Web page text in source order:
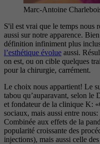
Marc-Antoine
S'il est vrai que le temps nous
aussi sur notre apparence.
définition infiniment plus
l’esthétique évolue aussi.
on est, ou on cible quelques
pour la chirurgie, carrément.
Le choix nous appartient! Le
tabou qu’auparavant, selon
et fondateur de la clinique K:
sociaux, mais aussi entre
Combinée aux effets de la
popularité croissante des
injections), mais aussi celle